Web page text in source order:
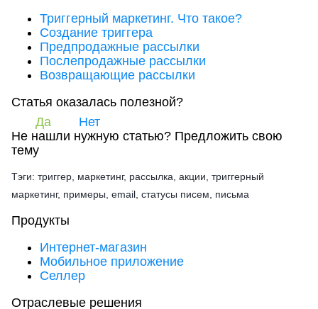
Триггерный маркетинг. Что такое?
Создание триггера
Предпродажные рассылки
Послепродажные рассылки
Возвращающие рассылки
Статья оказалась полезной?
Да
Нет
Не нашли нужную статью? Предложить свою
тему
Тэги: триггер, маркетинг, рассылка, акции, триггерный
маркетинг, примеры, email, статусы писем, письма
Продукты
Интернет-магазин
Мобильное приложение
Селлер
Отраслевые решения